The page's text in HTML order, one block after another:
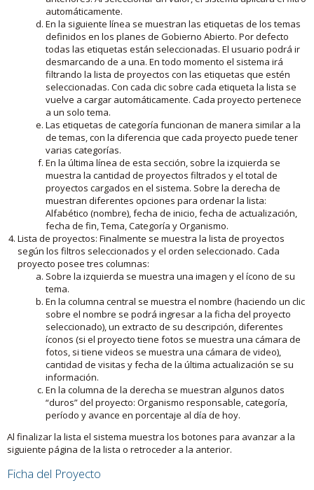
automáticamente.
En la siguiente línea se muestran las etiquetas de los temas
definidos en los planes de Gobierno Abierto. Por defecto
todas las etiquetas están seleccionadas. El usuario podrá ir
desmarcando de a una. En todo momento el sistema irá
filtrando la lista de proyectos con las etiquetas que estén
seleccionadas. Con cada clic sobre cada etiqueta la lista se
vuelve a cargar automáticamente. Cada proyecto pertenece
a un solo tema.
Las etiquetas de categoría funcionan de manera similar a la
de temas, con la diferencia que cada proyecto puede tener
varias categorías.
En la última línea de esta sección, sobre la izquierda se
muestra la cantidad de proyectos filtrados y el total de
proyectos cargados en el sistema. Sobre la derecha de
muestran diferentes opciones para ordenar la lista:
Alfabético (nombre), fecha de inicio, fecha de actualización,
fecha de fin, Tema, Categoría y Organismo.
Lista de proyectos: Finalmente se muestra la lista de proyectos
según los filtros seleccionados y el orden seleccionado. Cada
proyecto posee tres columnas:
Sobre la izquierda se muestra una imagen y el ícono de su
tema.
En la columna central se muestra el nombre (haciendo un clic
sobre el nombre se podrá ingresar a la ficha del proyecto
seleccionado), un extracto de su descripción, diferentes
íconos (si el proyecto tiene fotos se muestra una cámara de
fotos, si tiene videos se muestra una cámara de video),
cantidad de visitas y fecha de la última actualización se su
información.
En la columna de la derecha se muestran algunos datos
“duros” del proyecto: Organismo responsable, categoría,
período y avance en porcentaje al día de hoy.
Al finalizar la lista el sistema muestra los botones para avanzar a la
siguiente página de la lista o retroceder a la anterior.
Ficha del Proyecto